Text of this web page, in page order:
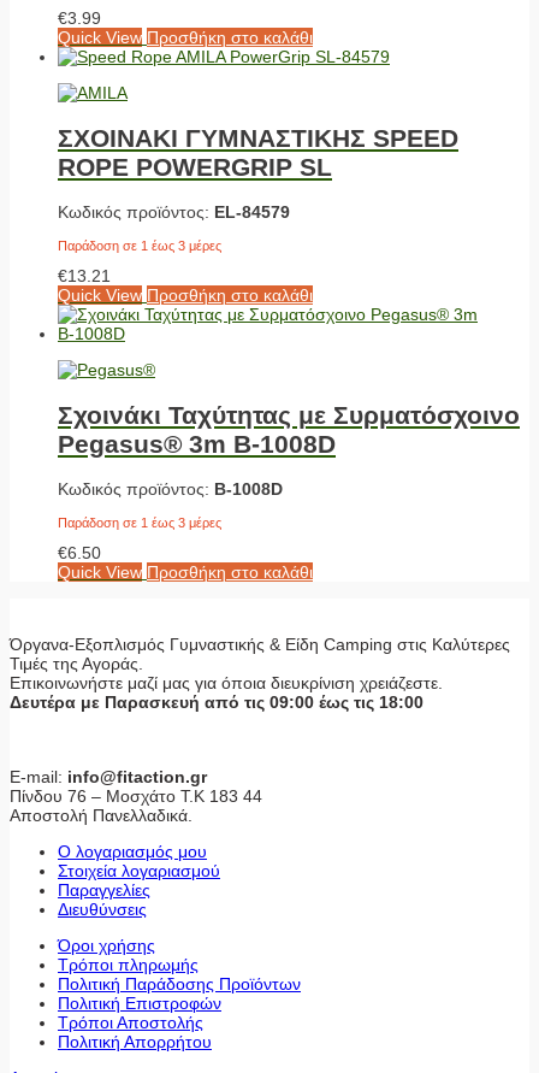
€3.99
Quick View Προσθήκη στο καλάθι
ΣΧΟΙΝΑΚΙ ΓΥΜΝΑΣΤΙΚΗΣ SPEED
ROPE POWERGRIP SL
Κωδικός προϊόντος: EL-84579
Παράδοση σε 1 έως 3 μέρες
€13.21
Quick View Προσθήκη στο καλάθι
Σχοινάκι Ταχύτητας με Συρματόσχοινο
Pegasus® 3m Β-1008D
Κωδικός προϊόντος: Β-1008D
Παράδοση σε 1 έως 3 μέρες
€6.50
Quick View Προσθήκη στο καλάθι
Όργανα-Εξοπλισμός Γυμναστικής & Είδη Camping στις Καλύτερες
Τιμές της Αγοράς.
Επικοινωνήστε μαζί μας για όποια διευκρίνιση χρειάζεστε.
Δευτέρα με Παρασκευή από τις 09:00 έως τις 18:00
E-mail: info@fitaction.gr
Πίνδου 76 – Μοσχάτο Τ.Κ 183 44
Αποστολή Πανελλαδικά.
Ο λογαριασμός μου
Στοιχεία λογαριασμού
Παραγγελίες
Διευθύνσεις
Όροι χρήσης
Τρόποι πληρωμής
Πολιτική Παράδοσης Προϊόντων
Πολιτική Επιστροφών
Τρόποι Αποστολής
Πολιτική Απορρήτου